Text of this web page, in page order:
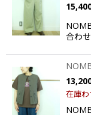
合わ
在庫